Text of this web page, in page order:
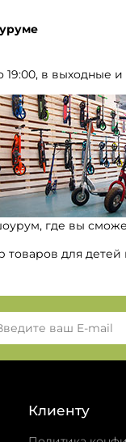
в выходные
где вы
для
Клиенту